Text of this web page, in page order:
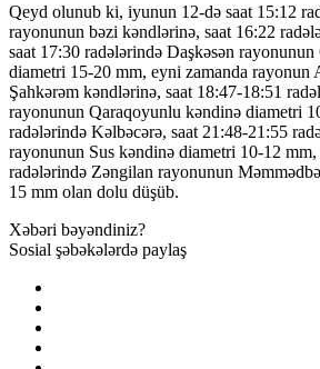
Qeyd olunub ki, iyunun 12-də saat 15:12
rayonunun bəzi kəndlərinə, saat 16:22
saat 17:30 radələrində Daşkəsən
diametri 15-20 mm, eyni zamanda rayonun
Şahkərəm kəndlərinə, saat 18:47-18:51
rayonunun Qaraqoyunlu kəndinə diametri
radələrində Kəlbəcərə, saat 21:48-21:55
rayonunun Sus kəndinə diametri 10-12
radələrində Zəngilan rayonunun
15 mm olan dolu düşüb.
Xəbəri bəyəndiniz?
Sosial şəbəkələrdə paylaş